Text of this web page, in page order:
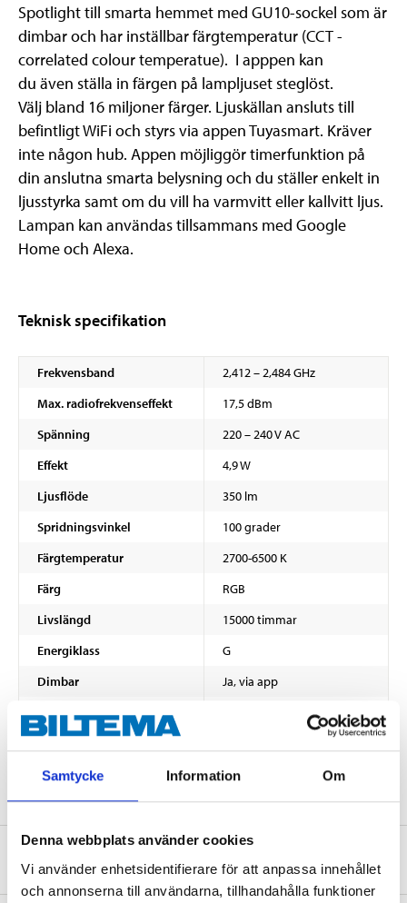
Samtycke Information Om
Denna webbplats använder cookies
Vi använder enhetsidentifierare för att anpassa innehållet
och annonserna till användarna, tillhandahålla funktioner
Spotlight till smarta hemmet med GU10-sockel som är
dimbar och har inställbar färgtemperatur (CCT -
correlated colour temperatue). I apppen kan
du även ställa in färgen på lampljuset steglöst.
Välj bland 16 miljoner färger. Ljuskällan ansluts till
befintligt WiFi och styrs via appen Tuyasmart. Kräver
inte någon hub. Appen möjliggör timerfunktion på
din anslutna smarta belysning och du ställer enkelt in
ljusstyrka samt om du vill ha varmvitt eller kallvitt ljus.
Lampan kan användas tillsammans med Google
Home och Alexa.
Teknisk specifikation
Frekvensband
2,412 – 2,484 GHz
Max. radiofrekvenseffekt
17,5 dBm
Spänning
220 – 240 V AC
Effekt
4,9 W
Ljusflöde
350 lm
Spridningsvinkel
100 grader
Färgtemperatur
2700-6500 K
Färg
RGB
Livslängd
15000 timmar
Energiklass
G
Dimbar
Ja, via app
Diameter
Tändcykler
> 15000 ON/OFF
Effektfaktor
< 0,5
Sockel
GU10
Färgåtergivning
≥ 80 Ra
VISA ALLT
Säkerhetsinformation och övriga dokument